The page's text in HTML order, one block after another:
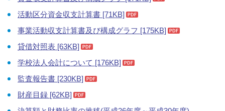
活動区分資金収支計算書 [71KB]
事業活動収支計算書及び構成グラフ [175KB]
貸借対照表 [63KB]
学校法人会計について [176KB]
監査報告書 [230KB]
財産目録 [62KB]